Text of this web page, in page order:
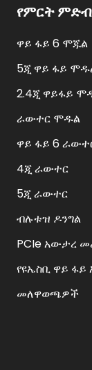
የምርት ምድብ
ዋይ ፋይ 6 ሞጁል
5ጂ ዋይ ፋይ
2.4ጂ ዋይፋይ
ራውተር ሞዱል
ዋይ ፋይ 6
4ጂ ራውተር
5ጂ ራውተር
ብሉቱዝ ዶንግል
PCIe አውታረ
የዩኤስቢ ዋይ
መለዋወጫዎች